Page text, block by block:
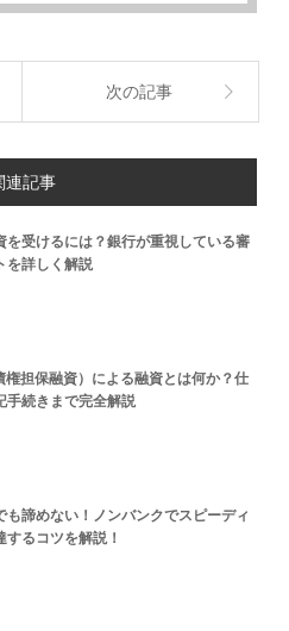
次の記事
連記事
を受けるには？銀行が重視している審
を詳しく解説
権担保融資）による融資とは何か？仕
手続きまで完全解説
も諦めない！ノンバンクでスピーディ
するコツを解説！